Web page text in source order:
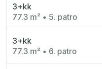
3+kk
77.3 m² • 5. patro
3+kk
77.3 m² • 6. patro